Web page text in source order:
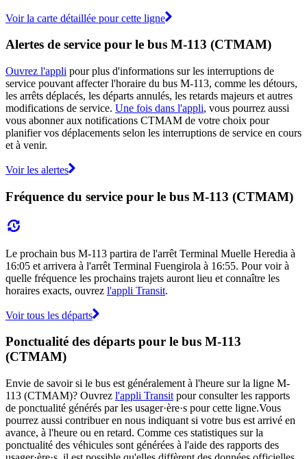
Voir la carte détaillée pour cette ligne
Alertes de service pour le bus M-113 (CTMAM)
Ouvrez l'appli pour plus d'informations sur les interruptions de
service pouvant affecter l'horaire du bus M-113, comme les détours,
les arrêts déplacés, les départs annulés, les retards majeurs et autres
modifications de service. Une fois dans l'appli, vous pourrez aussi
vous abonner aux notifications CTMAM de votre choix pour
planifier vos déplacements selon les interruptions de service en cours
et à venir.
Voir les alertes
Fréquence du service pour le bus M-113 (CTMAM)
Le prochain bus M-113 partira de l'arrêt Terminal Muelle Heredia à
16:05 et arrivera à l'arrêt Terminal Fuengirola à 16:55. Pour voir à
quelle fréquence les prochains trajets auront lieu et connaître les
horaires exacts, ouvrez l'appli Transit.
Voir tous les départs
Ponctualité des départs pour le bus M-113
(CTMAM)
Envie de savoir si le bus est généralement à l'heure sur la ligne M-
113 (CTMAM)? Ouvrez l'appli Transit pour consulter les rapports
de ponctualité générés par les usager·ère·s pour cette ligne.Vous
pourrez aussi contribuer en nous indiquant si votre bus est arrivé en
avance, à l'heure ou en retard. Comme ces statistiques sur la
ponctualité des véhicules sont générées à l'aide des rapports des